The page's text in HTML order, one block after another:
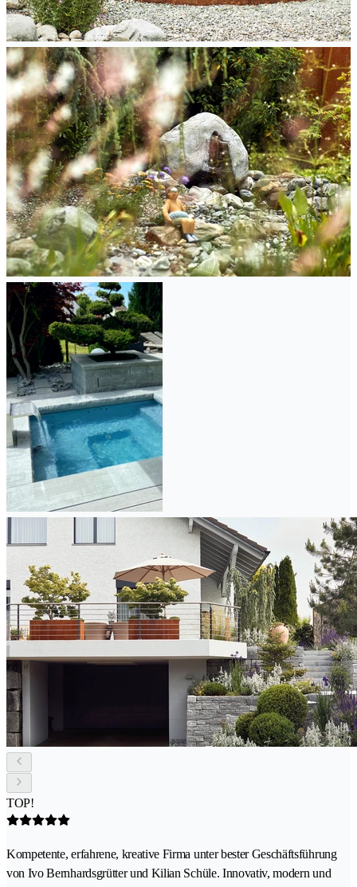
TOP!
Kompetente, erfahrene, kreative Firma unter bester Geschäftsführung
von Ivo Bernhardsgrütter und Kilian Schüle. Innovativ, modern und